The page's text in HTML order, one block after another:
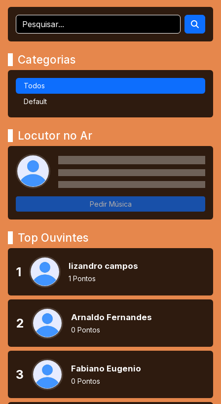
Categorias
Todos
Default
Locutor no Ar
Pedir Música
Top Ouvintes
1 lizandro campos
1 Pontos
2 Arnaldo Fernandes
0 Pontos
3 Fabiano Eugenio
0 Pontos